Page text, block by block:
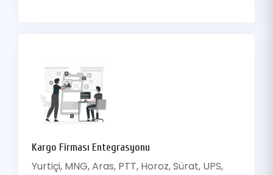
Kargo Firması Entegrasyonu
Yurtiçi, MNG, Aras, PTT, Horoz, Sürat, UPS,